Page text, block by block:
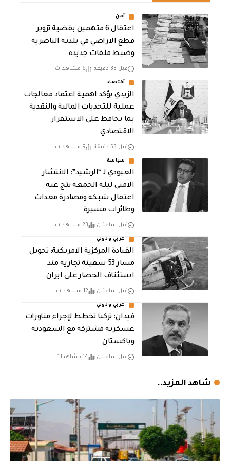
أمن
اعتقال 6 متهمين بقضية تزوير
قطع الاراضي في بلدية الناصرية
وضبط ملفات جديدة
قبل 33 دقيقة 6 مشاهدات
أقتصاد
الزيدي يؤكد اهمية اعتماد معالجات
عملية للتحديات المالية والنقدية
بما يحافظ على الاستقرار
الاقتصادي
قبل 53 دقيقة 9 مشاهدات
سياسة
العبودي لـ “الرشيد”: الانتشار
الامني ليلة الجمعة نتج عنه
اعتقال شبكة ومصادرة معدات
وطائرات مسيرة
قبل ساعتين 23 مشاهدات
عربي ودولي
القيادة المركزية الامريكية: تحويل
مسار 53 سفينة تجارية منذ
استئناف الحصار على ايران
قبل ساعتين 12 مشاهدات
عربي ودولي
فيدان: تركيا تخطط لإجراء مناورات
عسكرية مشتركة مع السعودية
وباكستان
قبل ساعتين 14 مشاهدات
شاهد المزيد..